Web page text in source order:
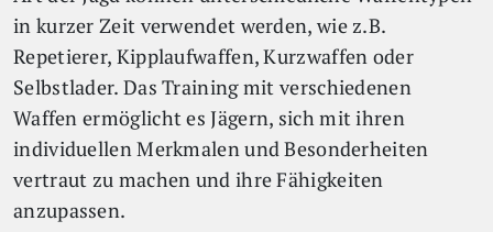
in kurzer Zeit verwendet werden, wie z.B.
Repetierer, Kipplaufwaffen, Kurzwaffen oder
Selbstlader. Das Training mit verschiedenen
Waffen ermöglicht es Jägern, sich mit ihren
individuellen Merkmalen und Besonderheiten
vertraut zu machen und ihre Fähigkeiten
anzupassen.